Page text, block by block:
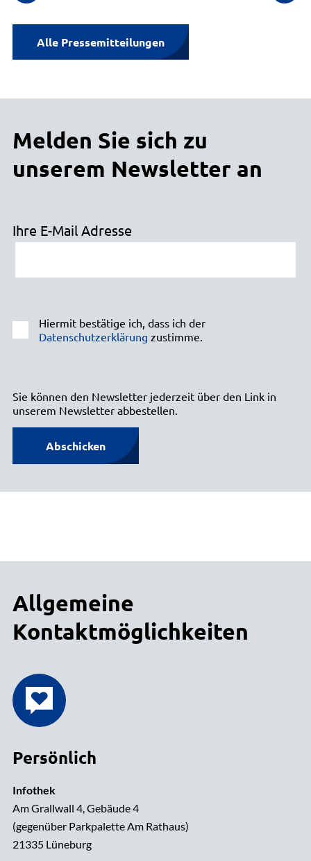
Alle Pressemitteilungen
Melden Sie sich zu
unserem Newsletter an
Ihre E-Mail Adresse
Hiermit bestätige ich, dass ich der
Datenschutzerklärung zustimme.
Sie können den Newsletter jederzeit über den Link in
unserem Newsletter abbestellen.
Abschicken
Allgemeine
Kontaktmöglichkeiten
Persönlich
Infothek
Am Grallwall 4, Gebäude 4
(gegenüber Parkpalette Am Rathaus)
21335 Lüneburg